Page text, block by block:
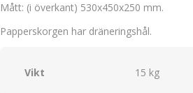
Mått: (i överkant) 530x450x250 mm.
Papperskorgen har dräneringshål.
Vikt 15 kg